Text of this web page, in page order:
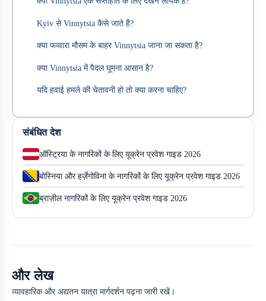
Kyiv से Vinnytsia कैसे जाते हैं?
क्या फव्वारा मौसम के बाहर Vinnytsia जाना जा सकता है?
क्या Vinnytsia में पैदल घूमना आसान है?
यदि हवाई हमले की चेतावनी हो तो क्या करना चाहिए?
संबंधित देश
ऑस्ट्रिया के नागरिकों के लिए यूक्रेन प्रवेश गाइड 2026
बोस्निया और हर्ज़ेगोविना के नागरिकों के लिए यूक्रेन प्रवेश गाइड 2026
ब्राज़ील नागरिकों के लिए यूक्रेन प्रवेश गाइड 2026
और लेख
व्यावहारिक और अद्यतन यात्रा मार्गदर्शन पढ़ना जारी रखें।